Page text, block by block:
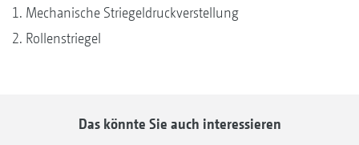
1. Mechanische Striegeldruckverstellung
2. Rollenstriegel
Das könnte Sie auch interessieren